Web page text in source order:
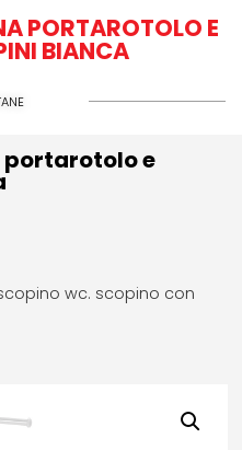
PORTAROTOLO E
BIANCA
e
wc. scopino con